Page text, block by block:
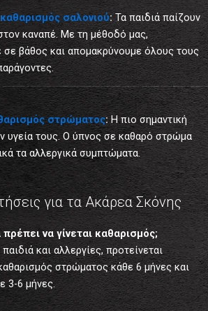
σαλονιού: Τα παιδιά παίζουν
καναπέ. Με τη μέθοδό μας,
σε βάθος και απομακρύνουμε όλους τους
στρώματος: Η πιο σημαντική
υγεία τους. Ο ύπνος σε καθαρό στρώμα
τα αλλεργικά συμπτώματα.
για τα Ακάρεα Σκόνης
να γίνεται καθαρισμός;
και αλλεργίες, προτείνεται
στρώματος κάθε 6 μήνες και
3-6 μήνες.